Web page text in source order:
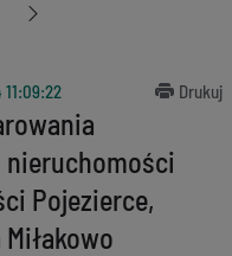
Drukuj
nieruchomości
Pojezierce,